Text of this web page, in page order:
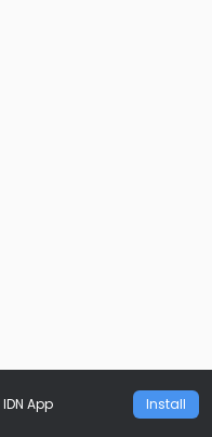
App Install